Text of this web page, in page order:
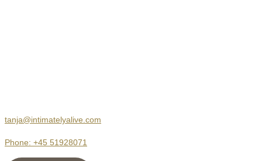
tanja@intimatelyalive.com
Phone: +45 51928071